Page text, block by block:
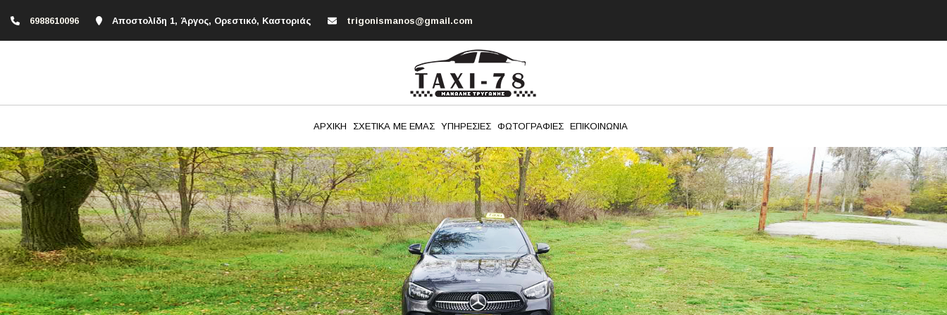
6988610096 Αποστολίδη 1, Άργος, Ορεστικό, Καστοριάς trigonismanos@gmail.com
ΑΡΧΙΚΗ ΣΧΕΤΙΚΑ ΜΕ ΕΜΑΣ ΥΠΗΡΕΣΙΕΣ ΦΩΤΟΓΡΑΦΙΕΣ ΕΠΙΚΟΙΝΩΝΙΑ